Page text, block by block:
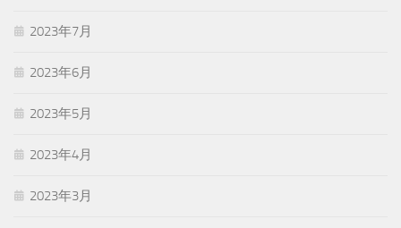
2023年7月
2023年6月
2023年5月
2023年4月
2023年3月